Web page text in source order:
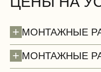
+ МОНТАЖНЫЕ
+ МОНТАЖНЫЕ